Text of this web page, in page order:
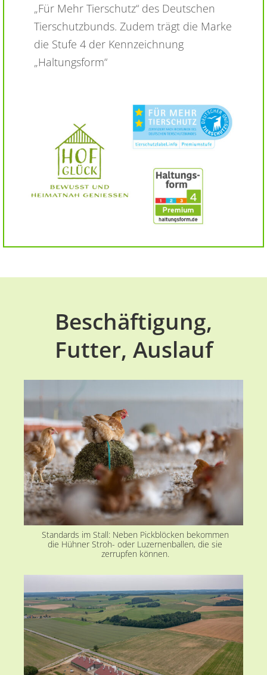
„Für Mehr Tierschutz“ des Deutschen
Tierschutzbunds. Zudem trägt die Marke
die Stufe 4 der Kennzeichnung
„Haltungsform“
Beschäftigung,
Futter, Auslauf
Standards im Stall: Neben Pickblöcken bekommen
die Hühner Stroh- oder Luzernenballen, die sie
zerrupfen können.